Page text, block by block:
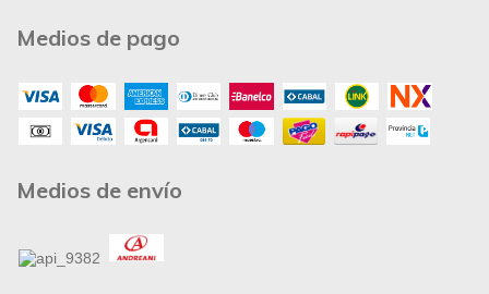
Medios de pago
Medios de envío